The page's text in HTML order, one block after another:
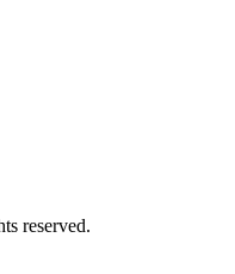
reserved.